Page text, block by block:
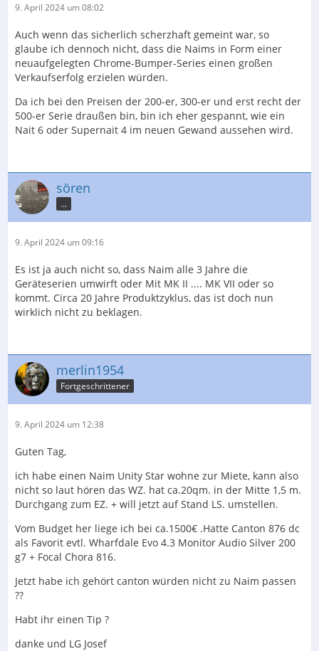
9. April 2024 um 08:02
Auch wenn das sicherlich scherzhaft gemeint war, so
glaube ich dennoch nicht, dass die Naims in Form einer
neuaufgelegten Chrome-Bumper-Series einen großen
Verkaufserfolg erzielen würden.
Da ich bei den Preisen der 200-er, 300-er und erst recht der
500-er Serie draußen bin, bin ich eher gespannt, wie ein
Nait 6 oder Supernait 4 im neuen Gewand aussehen wird.
sören
...
9. April 2024 um 09:16
Es ist ja auch nicht so, dass Naim alle 3 Jahre die
Geräteserien umwirft oder Mit MK II .... MK VII oder so
kommt. Circa 20 Jahre Produktzyklus, das ist doch nun
wirklich nicht zu beklagen.
merlin1954
Fortgeschrittener
9. April 2024 um 12:38
Guten Tag,
ich habe einen Naim Unity Star wohne zur Miete, kann also
nicht so laut hören das WZ. hat ca.20qm. in der Mitte 1,5 m.
Durchgang zum EZ. + will jetzt auf Stand LS. umstellen.
Vom Budget her liege ich bei ca.1500€ .Hatte Canton 876 dc
als Favorit evtl. Wharfdale Evo 4.3 Monitor Audio Silver 200
g7 + Focal Chora 816.
Jetzt habe ich gehört canton würden nicht zu Naim passen
??
Habt ihr einen Tip ?
danke und LG Josef